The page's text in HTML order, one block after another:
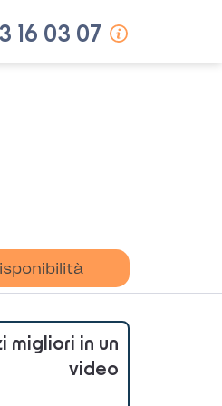
16 03 07
migliori in un
video